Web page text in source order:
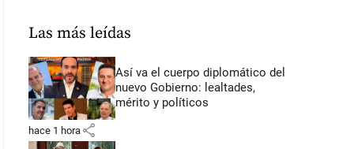
Las más leídas
Así va el cuerpo diplomático del
nuevo Gobierno: lealtades,
mérito y políticos
hace 1 hora share